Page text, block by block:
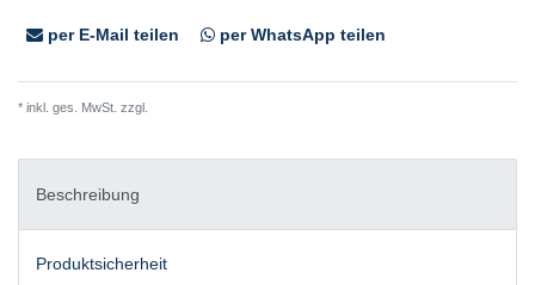
per E-Mail teilen per WhatsApp teilen
* inkl. ges. MwSt. zzgl.
Beschreibung
Produktsicherheit